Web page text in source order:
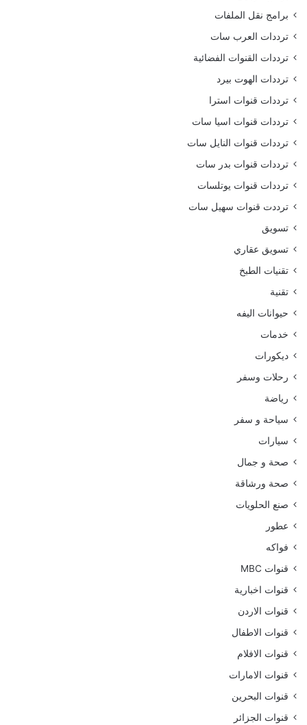
برامج نقل الملفات
ترددات العرب سات
ترددات القنوات الفضائية
ترددات الهوت بيرد
ترددات قنوات استرا
ترددات قنوات اسيا سات
ترددات قنوات النايل سات
ترددات قنوات بدر سات
ترددات قنوات يوتلسات
ترددت قنوات سهيل سات
تسويق
تسويق عقاري
تقنيات الطبخ
تقنية
حيوانات اليفه
خدمات
ديكورات
رحلات وسفر
رياضة
سياحة و سفر
سيارات
صحة و جمال
صحة ورشاقة
صنع الحلويات
عطور
فواكه
قنوات MBC
قنوات اخبارية
قنوات الاردن
قنوات الاطفال
قنوات الافلام
قنوات الامارات
قنوات البحرين
قنوات الجزائر